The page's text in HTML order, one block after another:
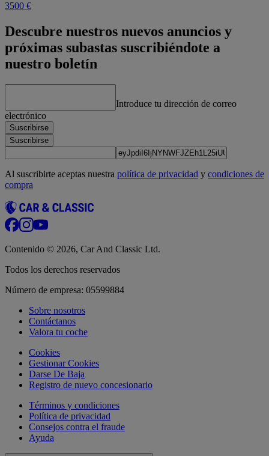
3500 €
Descubre nuestros nuevos anuncios y
próximas subastas suscribiéndote a
nuestro boletín
Introduce tu dirección de correo
electrónico
Suscribirse
Suscribirse
Al suscribirte aceptas nuestra política de privacidad y condiciones de
compra
Contenido © 2026, Car And Classic Ltd.
Todos los derechos reservados
Número de empresa: 05599884
Sobre nosotros
Contáctanos
Valora tu coche
Cookies
Gestionar Cookies
Darse De Baja
Registro de nuevo concesionario
Términos y condiciones
Política de privacidad
Consejos contra el fraude
Ayuda